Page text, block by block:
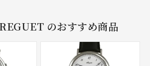
のおすすめ商品